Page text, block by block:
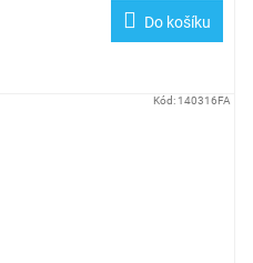
Do košíku
Kód: 140316FA